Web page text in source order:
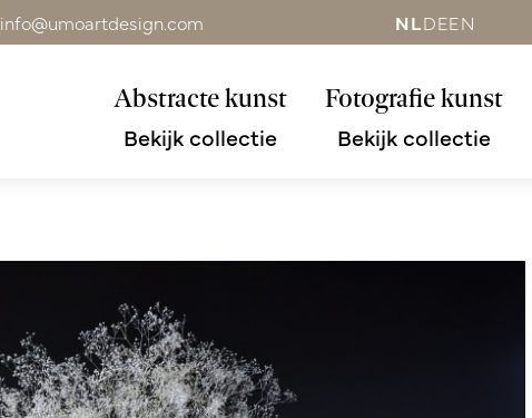
info@umoartdesign.com NLDEEN
Abstracte kunst
Bekijk collectie
Fotografie kunst
Bekijk collectie